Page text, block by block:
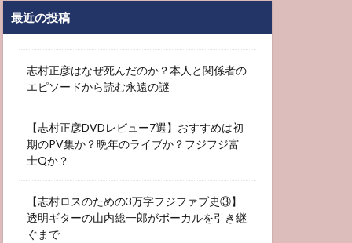
最近の投稿
志村正彦はなぜ死んだのか？本人と関係者の
エピソードから読む永遠の謎
【志村正彦DVDレビュー7選】おすすめは初
期のPV集か？晩年のライブか？フジフジ富
士Qか？
【志村ロスのための3万字フジファブ史③】
透明ギターの山内総一郎がボーカルを引き継
ぐまで